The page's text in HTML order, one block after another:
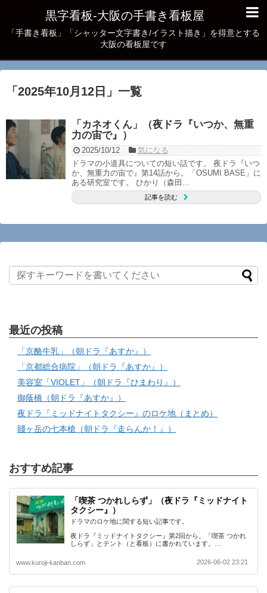
黒字看板‐大阪の手書き看板屋
「手書き看板」「シャッター文字書き/イラスト描き」を得意とする
大阪の看板屋です
「 2025年10月12日 」 一覧
「カネオくん」（夜ドラ『いつか、無重
力の宙で』）
2025/10/12
気になる
ドラマの小道具についての短い話です。 夜ドラ『いつ
か、無重力の宙で』第14話から。「OSUMI BASE」に
ある研究室です。 ひかり（森田...
記事を読む
最近の投稿
「京酪牛乳」（朝ドラ『あすか』）
「京都総合病院」（朝ドラ『あすか』）
美容室「VIOLET」（朝ドラ『ひまわり』）
御蔭橋（朝ドラ『あすか』）
夜ドラ『ミッドナイトタクシー』のロケ地（まとめ）
賤ヶ岳の七本槍（朝ドラ『走らんか！』）
おすすめ記事
「喫茶 つかれしらず」（夜ドラ『ミッドナイト
タクシー』）
ドラマのロケ地に関する短い記事です。
夜ドラ『ミッドナイトタクシー』第2回から。「喫茶 つかれ
しらず」とテント（と看板）に書かれています。…
www.kuroji-kanban.com 2026-06-02 23:21